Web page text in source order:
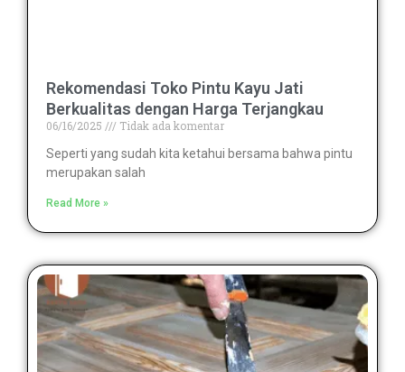
Rekomendasi Toko Pintu Kayu Jati
Berkualitas dengan Harga Terjangkau
06/16/2025
Tidak ada komentar
Seperti yang sudah kita ketahui bersama bahwa pintu
merupakan salah
Read More »